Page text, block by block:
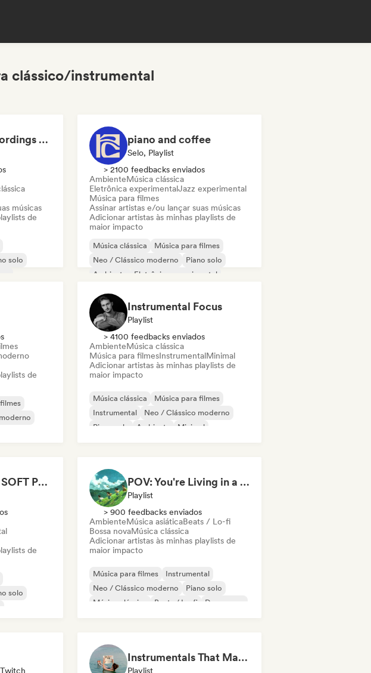
clássico/instrumental
Felt Piano Recordings (label, playlists)
músicas
de
solo
piano and coffee
Selo, Playlist
> 2100 feedbacks enviados
AmbienteMúsica clássica
Eletrônica experimentalJazz experimental
Música para filmes
Assinar artistas e/ou lançar suas músicas
Adicionar artistas às minhas playlists de
maior impacto
Música clássica
Música para filmes
Neo / Clássico moderno
Piano solo
Ambiente
Eletrônica experimental
de
Instrumental Focus
Playlist
> 4100 feedbacks enviados
AmbienteMúsica clássica
Música para filmesInstrumentalMinimal
Adicionar artistas às minhas playlists de
maior impacto
Música clássica
Música para filmes
Instrumental
Neo / Clássico moderno
Piano solo
Ambiente Minimal
MNOMUSIC - SOFT PIANO and NEO-CLASSICAL
de
solo
POV: You're Living in a Studio Ghibli Movie 🌱 Neo-Classical Piano & Dream Pop
Playlist
> 900 feedbacks enviados
AmbienteMúsica asiáticaBeats / Lo-fi
Bossa novaMúsica clássica
Adicionar artistas às minhas playlists de
maior impacto
Música para filmes
Instrumental
Neo / Clássico moderno
Piano solo
Música clássica
Beats / Lo-fi
Dream pop
Instrumentals That Make You Feel Like Floating
Playlist